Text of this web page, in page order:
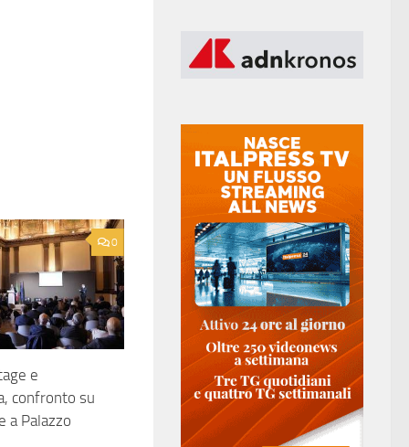
0
e
confronto su
a Palazzo